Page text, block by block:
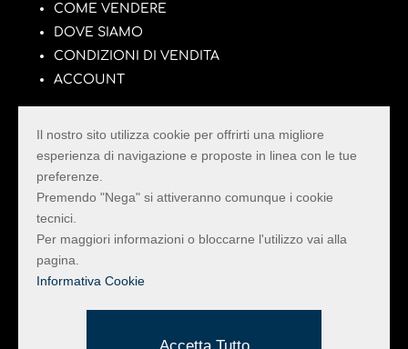
COME VENDERE
DOVE SIAMO
CONDIZIONI DI VENDITA
ACCOUNT
La Pulce con il Tarlo
Il Mercatino dell’Usato della Provincia di Rimini
con il più vasto assortimento di Mobili e Oggetti
di arredo e design vintage.
Il nostro sito utilizza cookie per offrirti una migliore
esperienza di navigazione e proposte in linea con le tue
preferenze.
Premendo "Nega" si attiveranno comunque i cookie
tecnici.
Per maggiori informazioni o bloccarne l'utilizzo vai alla
pagina.
Informativa Cookie